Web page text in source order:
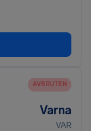
AVBRUTEN
Varna
VAR